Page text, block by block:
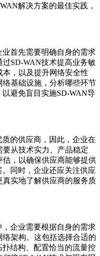
解决方案的最佳实践，
首先需要明确自身的需求
SD-WAN技术提高业务敏
，以及提升网络安全性
基础设施，分析哪些环节
避免盲目实施SD-WAN导
的供应商，因此，企业在
从技术实力、产品稳定
，以确保供应商能够提供
同时，企业还应关注供应
实地了解供应商的服务质
企业需要根据自身的需求
架构。这包括选择合适的
结构、配置恰当的流量控